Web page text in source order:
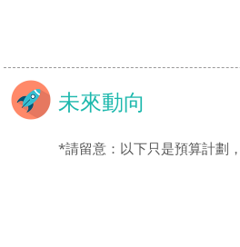
未來動向
*請留意：以下只是預算計劃